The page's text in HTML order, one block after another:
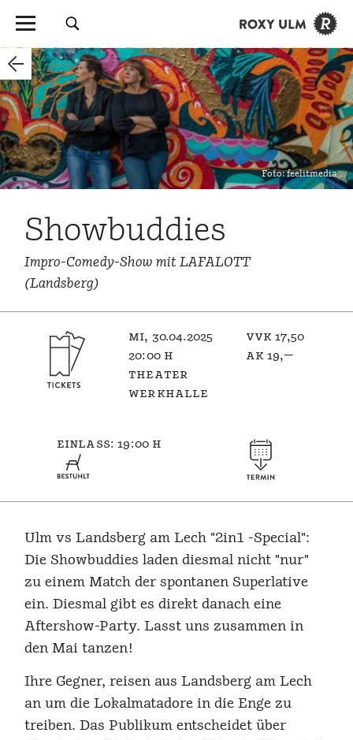
Foto: feelitmedia
Showbuddies
Impro-Comedy-Show mit LAFALOTT
(Landsberg)
mi, 30.04.2025
20:00 h
theater
werkhalle
vvk 17,50
ak 19,—
einlass: 19:00 h
Ulm vs Landsberg am Lech "2in1 -Special":
Die Showbuddies laden diesmal nicht "nur"
zu einem Match der spontanen Superlative
ein. Diesmal gibt es direkt danach eine
Aftershow-Party. Lasst uns zusammen in
den Mai tanzen!
Ihre Gegner, reisen aus Landsberg am Lech
an um die Lokalmatadore in die Enge zu
treiben. Das Publikum entscheidet über